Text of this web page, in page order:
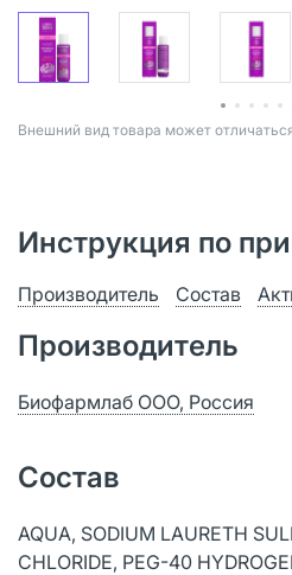
Bнешний вид товара может
Инструкция по
Производитель Состав
Производитель
Биофармлаб ООО, Россия
Состав
AQUA, SODIUM LAURETH
CHLORIDE, PEG-40